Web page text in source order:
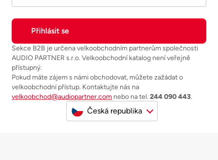
Sekce B2B je určena velkoobchodním partnerům společnosti
AUDIO PARTNER s.r.o. Velkoobchodní katalog není veřejně
přístupný.
Pokud máte zájem s námi obchodovat, můžete zažádat o
velkoobchodní přístup. Kontaktujte nás na
velkoobchod@audiopartner.com nebo na tel. 244 090 443.
Česká republika